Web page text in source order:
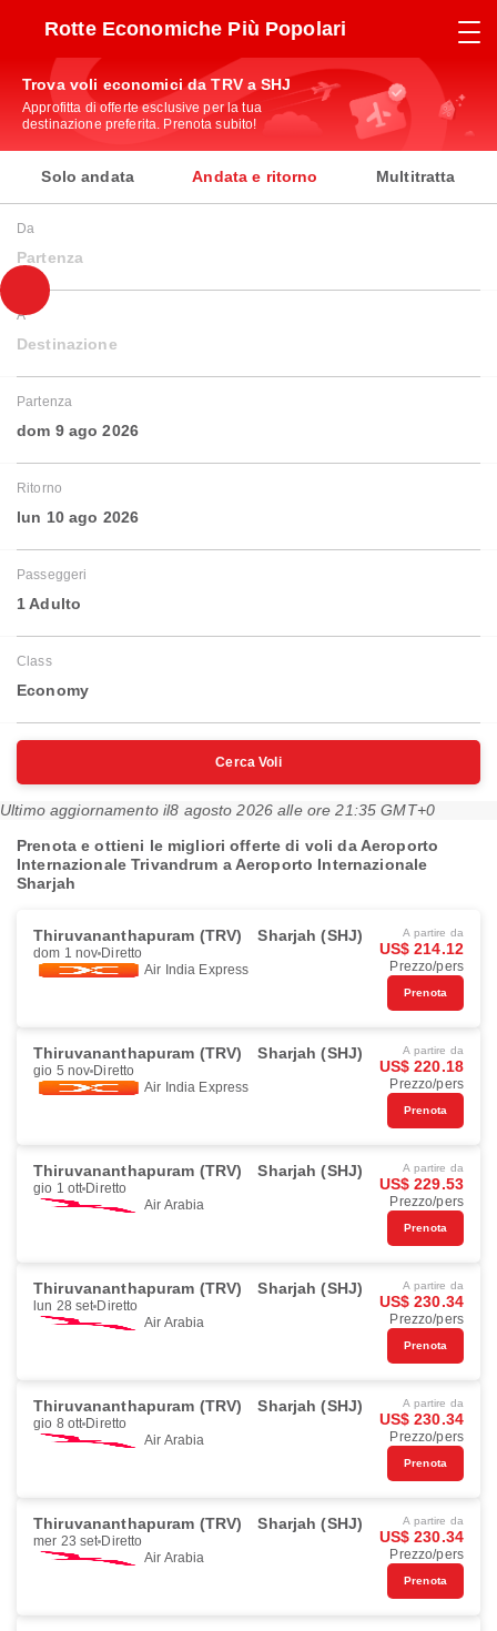
Rotte Economiche Più Popolari
Trova voli economici da TRV a SHJ
Approfitta di offerte esclusive per la tua
destinazione preferita. Prenota subito!
Solo andata Andata e ritorno Multitratta
Da
Partenza
A
Destinazione
Partenza
dom 9 ago 2026
Ritorno
lun 10 ago 2026
Passeggeri
1 Adulto
Class
Economy
Cerca Voli
Ultimo aggiornamento il8 agosto 2026 alle ore 21:35 GMT+0
Prenota e ottieni le migliori offerte di voli da Aeroporto
Internazionale Trivandrum a Aeroporto Internazionale
Sharjah
Thiruvananthapuram (TRV) Sharjah (SHJ)
dom 1 nov Diretto
Air India Express
A partire da
US$ 214.12
Prezzo/pers
Prenota
Thiruvananthapuram (TRV) Sharjah (SHJ)
gio 5 nov Diretto
Air India Express
A partire da
US$ 220.18
Prezzo/pers
Prenota
Thiruvananthapuram (TRV) Sharjah (SHJ)
gio 1 ott Diretto
Air Arabia
A partire da
US$ 229.53
Prezzo/pers
Prenota
Thiruvananthapuram (TRV) Sharjah (SHJ)
lun 28 set Diretto
Air Arabia
A partire da
US$ 230.34
Prezzo/pers
Prenota
Thiruvananthapuram (TRV) Sharjah (SHJ)
gio 8 ott Diretto
Air Arabia
A partire da
US$ 230.34
Prezzo/pers
Prenota
Thiruvananthapuram (TRV) Sharjah (SHJ)
mer 23 set Diretto
Air Arabia
A partire da
US$ 230.34
Prezzo/pers
Prenota